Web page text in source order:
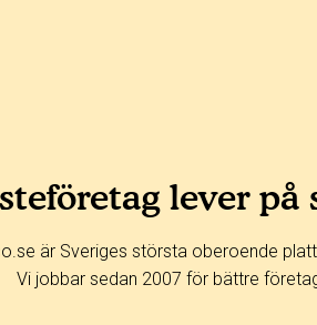
lever på
är Sveriges största oberoende
Vi jobbar sedan 2007 för bättre